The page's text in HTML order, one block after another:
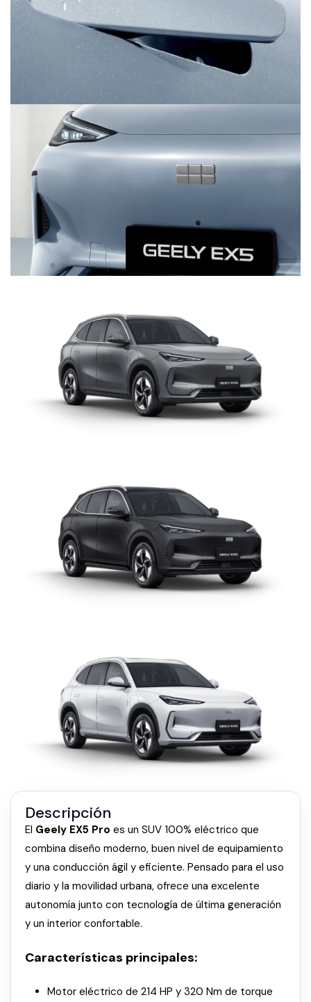
Descripción
El Geely EX5 Pro es un SUV 100% eléctrico que
combina diseño moderno, buen nivel de equipamiento
y una conducción ágil y eficiente. Pensado para el uso
diario y la movilidad urbana, ofrece una excelente
autonomía junto con tecnología de última generación
y un interior confortable.
Características principales:
Motor eléctrico de 214 HP y 320 Nm de torque